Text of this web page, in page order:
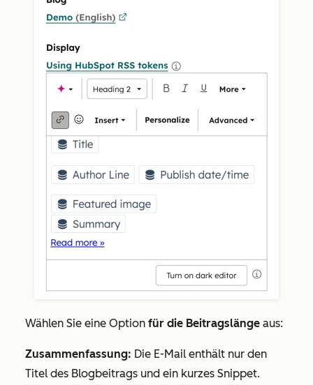
Wählen Sie eine Option für die Beitragslänge aus:
Zusammenfassung: Die E-Mail enthält nur den
Titel des Blogbeitrags und ein kurzes Snippet.